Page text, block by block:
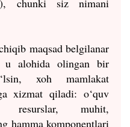
chunki siz nimani
maqsad belgilanar
alohida olingan bir
xoh mamlakat
xizmat qiladi: o‘quv
resurslar, muhit,
hamma komponentlari